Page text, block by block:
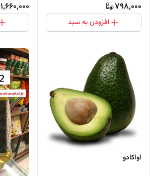
798,000
افزودن به سبد
1,660,000
اواکادو